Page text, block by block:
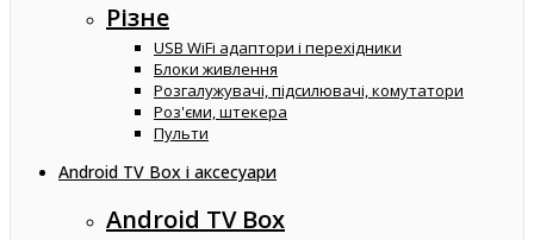
Різне
USB WiFi адаптори і перехідники
Блоки живлення
Розгалужувачі, підсилювачі, комутатори
Роз'єми, штекера
Пульти
Android TV Box і аксесуари
Android TV Box